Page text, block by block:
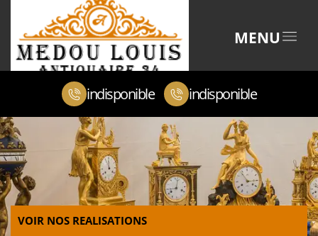
MENU
indisponible indisponible
VOIR NOS REALISATIONS